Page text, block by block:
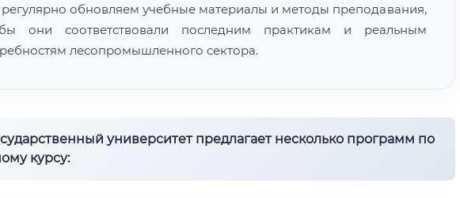
обновляем учебные материалы и методы преподавания,
они соответствовали последним практикам и реальным
лесопромышленного сектора.
университет предлагает несколько программ по
курсу: